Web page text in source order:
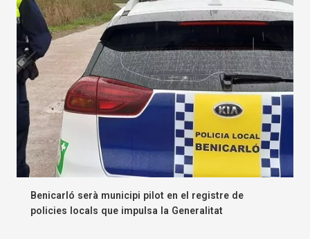
Benicarló serà municipi pilot en el registre de
policies locals que impulsa la Generalitat